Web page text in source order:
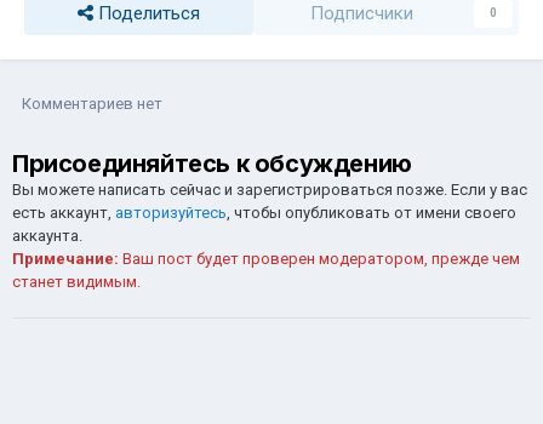
Поделиться Подписчики 0
Комментариев нет
Присоединяйтесь к обсуждению
Вы можете написать сейчас и зарегистрироваться позже. Если у вас
есть аккаунт, авторизуйтесь , чтобы опубликовать от имени своего
аккаунта.
Примечание: Ваш пост будет проверен модератором, прежде чем
станет видимым.